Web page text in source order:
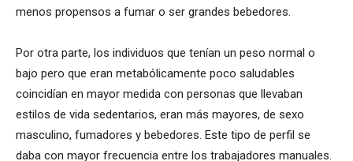
menos propensos a fumar o ser grandes bebedores.
Por otra parte, los individuos que tenían un peso normal o
bajo pero que eran metabólicamente poco saludables
coincidían en mayor medida con personas que llevaban
estilos de vida sedentarios, eran más mayores, de sexo
masculino, fumadores y bebedores. Este tipo de perfil se
daba con mayor frecuencia entre los trabajadores manuales.